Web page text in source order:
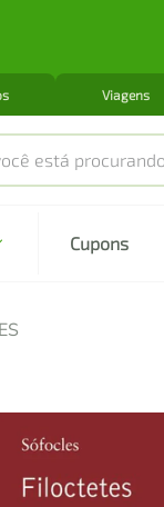
Viagens
está procurando?
Cupons